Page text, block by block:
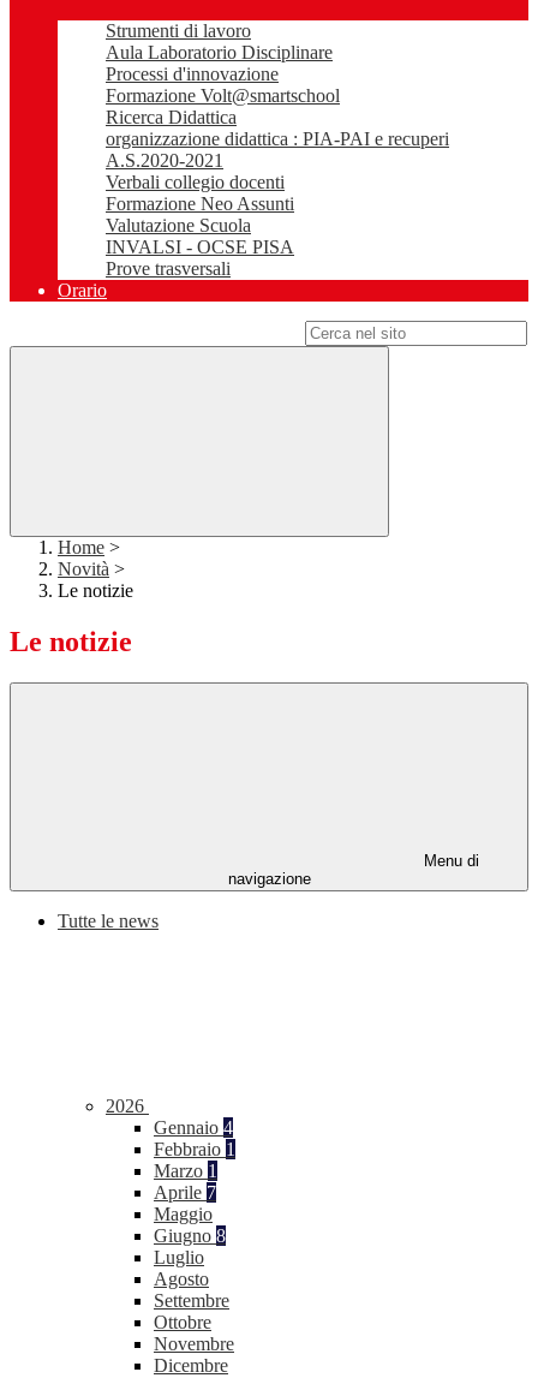
Strumenti di lavoro
Aula Laboratorio Disciplinare
Processi d'innovazione
Formazione Volt@smartschool
Ricerca Didattica
organizzazione didattica : PIA-PAI e recuperi
A.S.2020-2021
Verbali collegio docenti
Formazione Neo Assunti
Valutazione Scuola
INVALSI - OCSE PISA
Prove trasversali
Orario
Home >
Novità >
Le notizie
Le notizie
Menu di
navigazione
Tutte le news
2026
Gennaio 4
Febbraio 1
Marzo 1
Aprile 7
Maggio
Giugno 8
Luglio
Agosto
Settembre
Ottobre
Novembre
Dicembre